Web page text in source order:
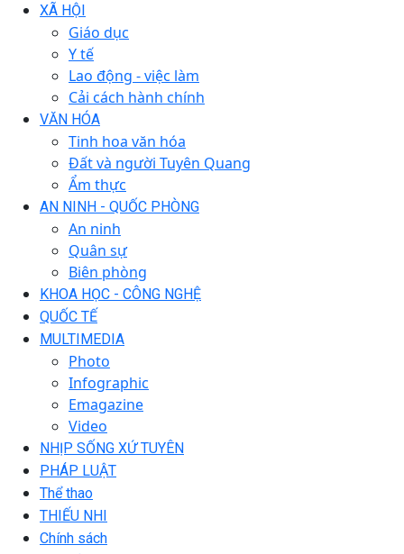
XÃ HỘI
Giáo dục
Y tế
Lao động - việc làm
Cải cách hành chính
VĂN HÓA
Tinh hoa văn hóa
Đất và người Tuyên Quang
Ẩm thực
AN NINH - QUỐC PHÒNG
An ninh
Quân sự
Biên phòng
KHOA HỌC - CÔNG NGHỆ
QUỐC TẾ
MULTIMEDIA
Photo
Infographic
Emagazine
Video
NHỊP SỐNG XỨ TUYÊN
PHÁP LUẬT
Thể thao
THIẾU NHI
Chính sách